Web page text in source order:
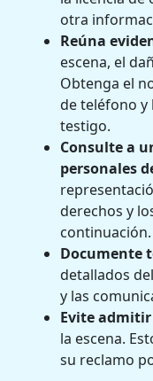
otra
Reúna
escena, el
Obtenga el
de teléfono y
testigo.
Consulte a
personales
derechos y
continuación.
Documente
detallados
y las
Evite
la escena.
su reclamo